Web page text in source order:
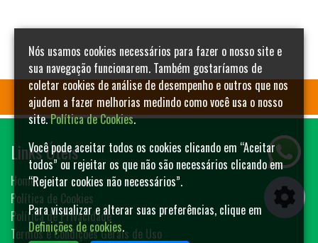
Links Úteis
Home
Política de Cookies
Política de Privacidade
Termos e Condições Gerais de Uso
Nós usamos cookies necessários para fazer o nosso site e
sua navegação funcionarem. Também gostaríamos de
coletar cookies de análise de desempenho e outros que nos
ajudem a fazer melhorias medindo como você usa o nosso
site.Política de Cookies.
Você pode aceitar todos os cookies clicando em “Aceitar
todos” ou rejeitar os que não são necessários clicando em
“Rejeitar cookies não necessários”.
Para visualizar e alterar suas preferências, clique em
Definições de cookies.